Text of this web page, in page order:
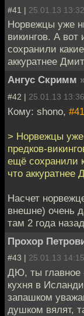
#41 | 25.01.13 13:32
Норвежцы уже
викингов. А
сохранили
аккуратнее
Ангус Скримм
#42 | 25.01.13 13:36
Кому: shono, #41
> Норвежцы
предков-
ещё сохранили
что
Насчет
внешне) очень
там 2 года
Прохор
#43 | 25.01.13 14:15
ДЮ, ты главное
кухня в
запашком
душком вялят,